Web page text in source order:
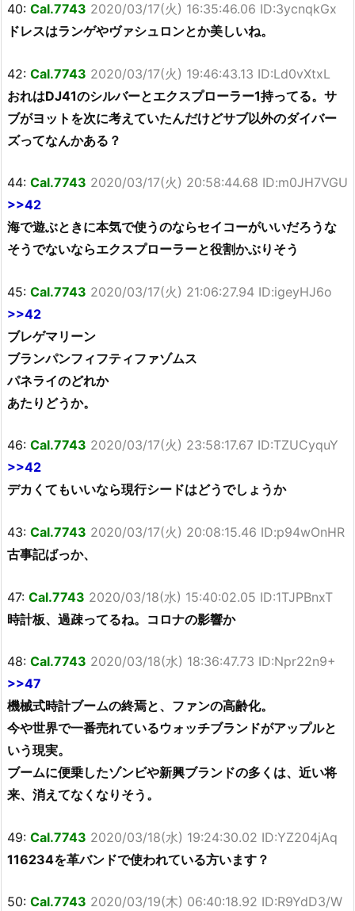
40: Cal.7743 2020/03/17(火) 16:35:46.06 ID:3ycnqkGx
ドレスはランゲやヴァシュロンとか美しいね。
42: Cal.7743 2020/03/17(火) 19:46:43.13 ID:Ld0vXtxL
おれはDJ41のシルバーとエクスプローラー1持ってる。サ
ブがヨットを次に考えていたんだけどサブ以外のダイバー
ズってなんかある？
44: Cal.7743 2020/03/17(火) 20:58:44.68 ID:m0JH7VGU
>>42
海で遊ぶときに本気で使うのならセイコーがいいだろうな
そうでないならエクスプローラーと役割かぶりそう
45: Cal.7743 2020/03/17(火) 21:06:27.94 ID:igeyHJ6o
>>42
ブレゲマリーン
ブランパンフィフティファゾムス
パネライのどれか
あたりどうか。
46: Cal.7743 2020/03/17(火) 23:58:17.67 ID:TZUCyquY
>>42
デカくてもいいなら現行シードはどうでしょうか
43: Cal.7743 2020/03/17(火) 20:08:15.46 ID:p94wOnHR
古事記ばっか、
47: Cal.7743 2020/03/18(水) 15:40:02.05 ID:1TJPBnxT
時計板、過疎ってるね。コロナの影響か
48: Cal.7743 2020/03/18(水) 18:36:47.73 ID:Npr22n9+
>>47
機械式時計ブームの終焉と、ファンの高齢化。
今や世界で一番売れているウォッチブランドがアップルと
いう現実。
ブームに便乗したゾンビや新興ブランドの多くは、近い将
来、消えてなくなりそう。
49: Cal.7743 2020/03/18(水) 19:24:30.02 ID:YZ204jAq
116234を革バンドで使われている方います？
50: Cal.7743 2020/03/19(木) 06:40:18.92 ID:R9YdD3/W